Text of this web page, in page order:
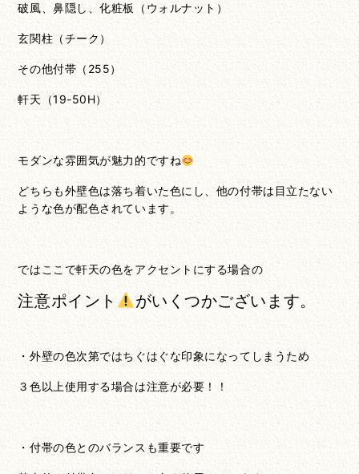
破風、鼻隠し、化粧板（ウォルナット）
玄関柱（チーク）
その他付帯（255）
軒天（19-50H）
モダンな雰囲気が魅力的ですね
どちらも外壁色は落ち着いた色にし、他の付帯は目立たない
ような色が配色されています。
ではここで軒天の色をアクセントにする場合の
注意ポイント がいくつかございます。
・外壁の色次第ではちぐはぐな印象になってしまうため
３色以上使用する場合は注意が必要！！
・付帯の色とのバランスも重要です